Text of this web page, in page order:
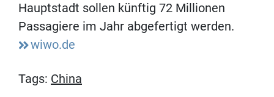
Hauptstadt sollen künftig 72 Millionen
Passagiere im Jahr abgefertigt werden.
wiwo.de
Tags: China